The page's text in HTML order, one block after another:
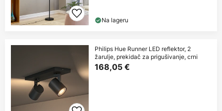
Na lageru
Philips Hue Runner LED reflektor, 2
žarulje, prekidač za prigušivanje, crni
168,05 €